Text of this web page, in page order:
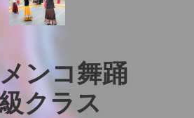
ンコ舞踊
クラス